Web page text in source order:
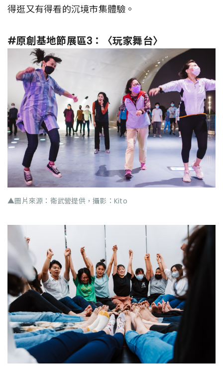
得逛又有得看的沉境市集體驗。
#原創基地節展區3：〈玩家舞台〉
▲圖片來源：衛武營提供，攝影：Kito